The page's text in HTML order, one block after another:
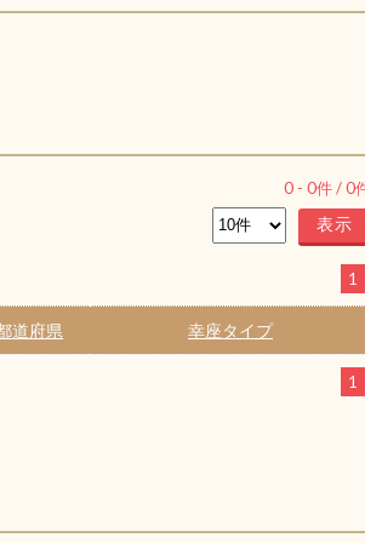
0 - 0件 /0
1
道府県 幸座タイプ
1